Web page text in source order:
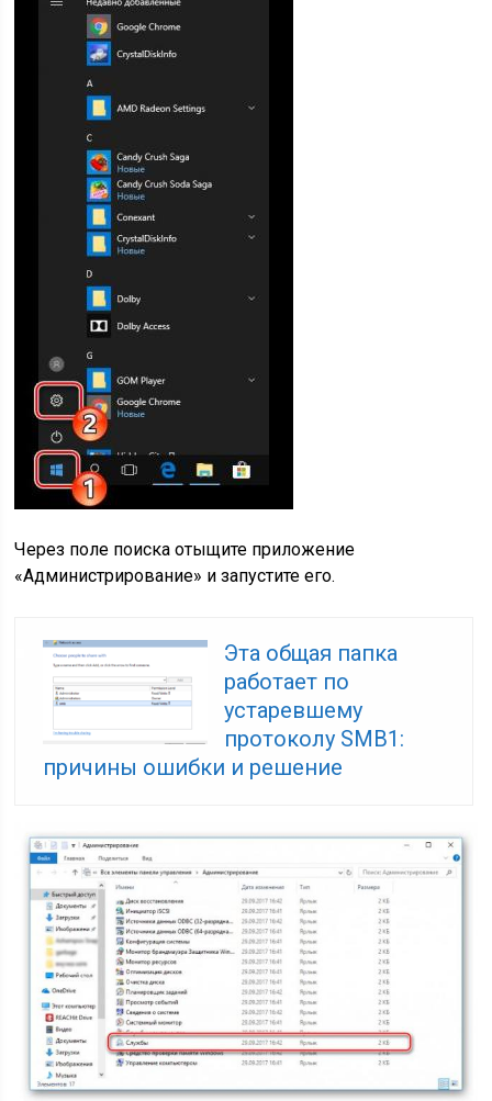
Через поле поиска отыщите приложение
«Администрирование» и запустите его.
Эта общая папка
работает по
устаревшему
протоколу SMB1:
причины ошибки и решение